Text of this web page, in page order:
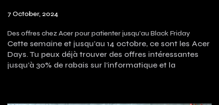
7 October, 2024
Des offres chez Acer pour patienter jusqu'au Black Friday
Cette semaine et jusqu’au 14 octobre, ce sont les Acer
Days. Tu peux déjà trouver des offres intéressantes
jusqu’à 30% de rabais sur l’informatique et la